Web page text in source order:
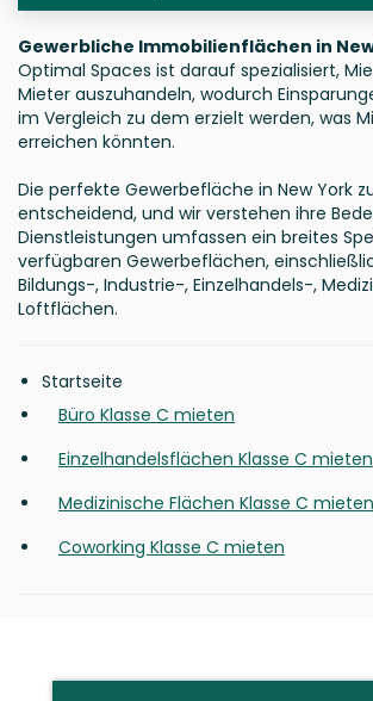
Gewerbliche Immobilienflächen in
Optimal Spaces ist darauf spezialisiert,
Mieter auszuhandeln, wodurch
im Vergleich zu dem erzielt werden, was
erreichen könnten.
Die perfekte Gewerbefläche in New York
entscheidend, und wir verstehen ihre
Dienstleistungen umfassen ein breites
verfügbaren Gewerbeflächen,
Bildungs-, Industrie-, Einzelhandels-,
Loftflächen.
Startseite
Büro Klasse C mieten
Einzelhandelsflächen Klasse C mieten
Medizinische Flächen Klasse C mieten
Coworking Klasse C mieten